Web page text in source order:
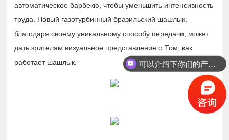
автоматическое барбекю, чтобы уменьшить интенсивность
труда. Новый газотурбинный бразильский шашлык,
благодаря своему уникальному способу передачи, может
дать зрителям визуальное представление о Том, как
работает шашлык.
可以介绍下你们的产品么？